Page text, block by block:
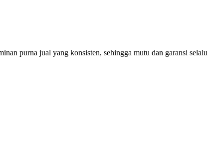
purna jual yang konsisten, sehingga mutu dan garansi selalu